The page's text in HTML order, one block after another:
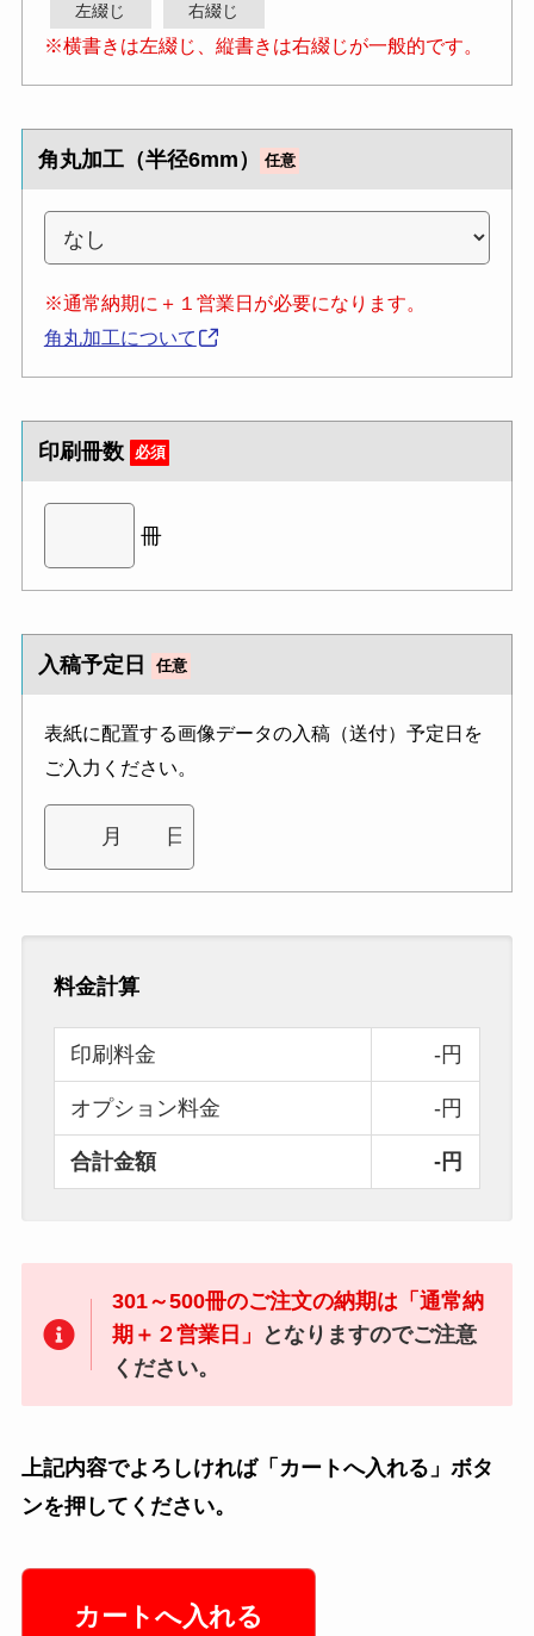
左綴じ 右綴じ
※横書きは左綴じ、縦書きは右綴じが一般的です。
角丸加工（半径6mm） 任意
※通常納期に＋１営業日が必要になります。
角丸加工について
印刷冊数 必須
冊
入稿予定日 任意
表紙に配置する画像データの入稿（送付）予定日を
ご入力ください。
料金計算
印刷料金 -円
オプション料金 -円
合計金額 -円
301～500冊のご注文の納期は「通常納
期＋２営業日」
となりますのでご注意
ください。
上記内容でよろしければ「カートへ入れる」ボタ
ンを押してください。